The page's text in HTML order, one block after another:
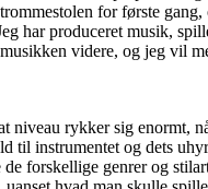
for første
har produceret musik,
videre, og jeg vil
rykker sig
til instrumentet og dets
forskellige genrer og